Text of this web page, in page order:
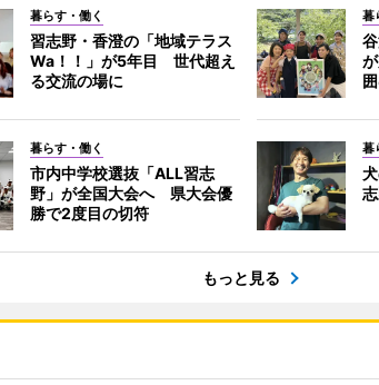
暮らす・働く
習志野・香澄の「地域テラス
Wa！！」が5年目 世代超え
る交流の場に
暮
暮らす・働く
市内中学校選抜「ALL習志
野」が全国大会へ 県大会優
勝で2度目の切符
暮
もっと見る